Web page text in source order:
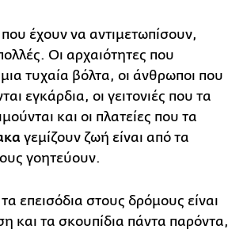
έχουν να αντιμετωπίσουν,
Οι αρχαιότητες που
τυχαία βόλτα, οι άνθρωποι που
εγκάρδια, οι γειτονιές που τα
και οι πλατείες που τα
γεμίζουν ζωή είναι από τα
γοητεύουν.
επεισόδια στους δρόμους είναι
και τα σκουπίδια πάντα παρόντα,